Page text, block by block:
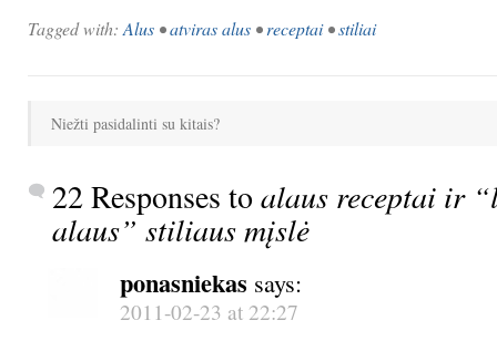
Tagged with: Alus •atviras alus •receptai•stiliai
Niežti pasidalinti su kitais?
22 Responses toalaus receptai ir
alaus” stiliaus mįslė
ponasniekas says:
2011-02-23 at 22:27